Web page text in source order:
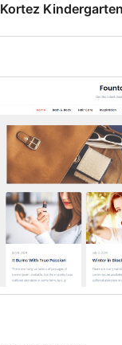
Kortez Kindergarten